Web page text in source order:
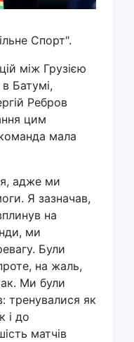
Спорт".
між Грузією
Батумі,
Ребров
цим
мала
адже ми
Я зазначав,
на
ми
Були
на жаль,
Ми були
тренувалися як
і до
матчів